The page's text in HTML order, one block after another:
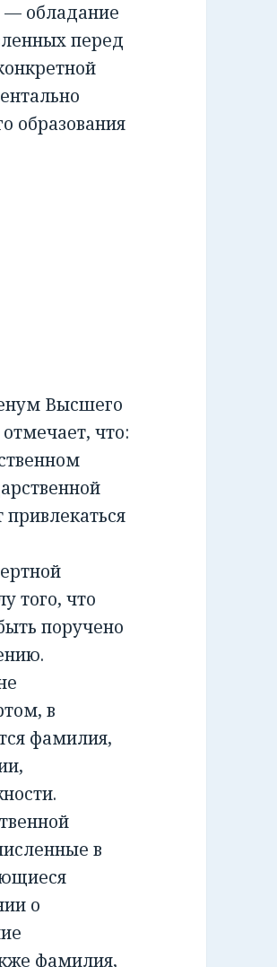
— обладание
перед
образования
Высшего
что:
привлекаться
того, что
поручено
в
фамилия,
в
о
фамилия,